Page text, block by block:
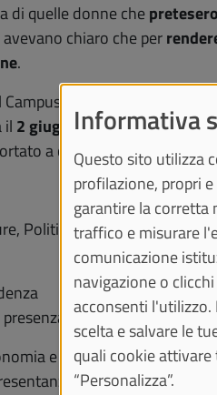
di quelle donne che
chiaro che per
.
Einaudi si vuole
il 2 giugno di ottant’anni fa,
a compimento. Anche
Politica E Società
e Statistica “Cognetti
Informativa
Questo sito utilizza
profilazione, propri
garantire la corretta
traffico e misurare
comunicazione
navigazione o
acconsenti l'utilizzo.
scelta e salvare le
quali cookie
“Personalizza”.